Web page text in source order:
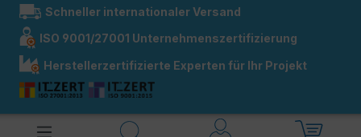
springen
Schneller internationaler Versand
ISO 9001/27001 Unternehmenszertifizierung
Herstellerzertifizierte Experten für Ihr Projekt